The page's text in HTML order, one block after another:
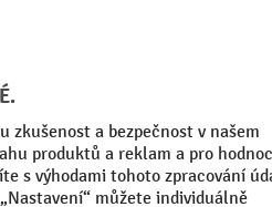
Segmentu
Sklopný, skládací